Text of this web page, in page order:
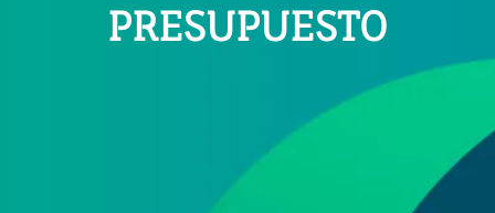
PRESUPUESTO